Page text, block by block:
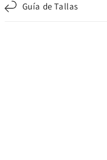
Guía de Tallas